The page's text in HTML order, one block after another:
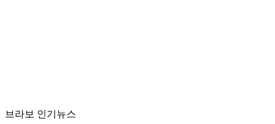
브라보 인기뉴스